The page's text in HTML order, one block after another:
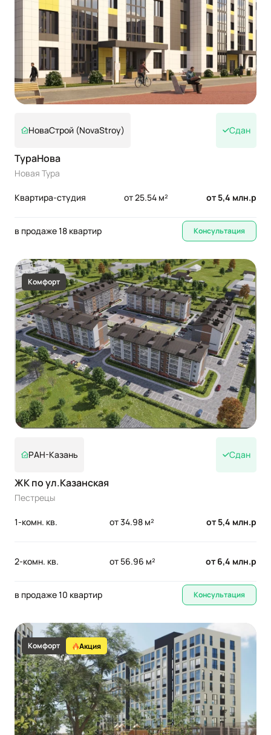
НоваСтрой (NovaStroy) Сдан
ТураНова
Новая Тура
Квартира-студия от 25.54 м² от 5,4 млн.р
в продаже 18 квартир Консультация
Комфорт
РАН-Казань Сдан
ЖК по ул.Казанская
Пестрецы
1-комн. кв. от 34.98 м² от 5,4 млн.р
2-комн. кв. от 56.96 м² от 6,4 млн.р
в продаже 10 квартир Консультация
Комфорт Акция